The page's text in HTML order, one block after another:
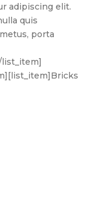
adipiscing elit.
quis
porta